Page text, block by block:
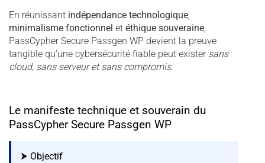
En réunissant indépendance technologique,
minimalisme fonctionnel et éthique souveraine,
PassCypher Secure Passgen WP devient la preuve
tangible qu’une cybersécurité fiable peut exister sans
cloud, sans serveur et sans compromis.
Le manifeste technique et souverain du
PassCypher Secure Passgen WP
⮞ Objectif